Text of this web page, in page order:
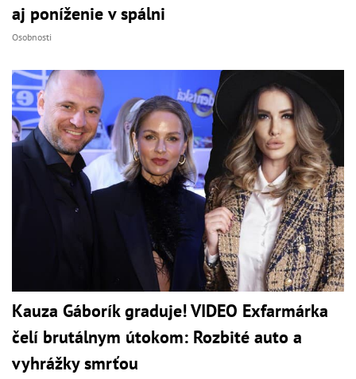
aj poníženie v spálni
Osobnosti
Kauza Gáborík graduje! VIDEO Exfarmárka
čelí brutálnym útokom: Rozbité auto a
vyhrážky smrťou